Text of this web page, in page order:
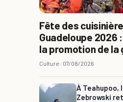
Fête des
Guadeloupe 2026
la promotion de la
Culture · 07/08/2026
À Teahupoo,
Zebrowski